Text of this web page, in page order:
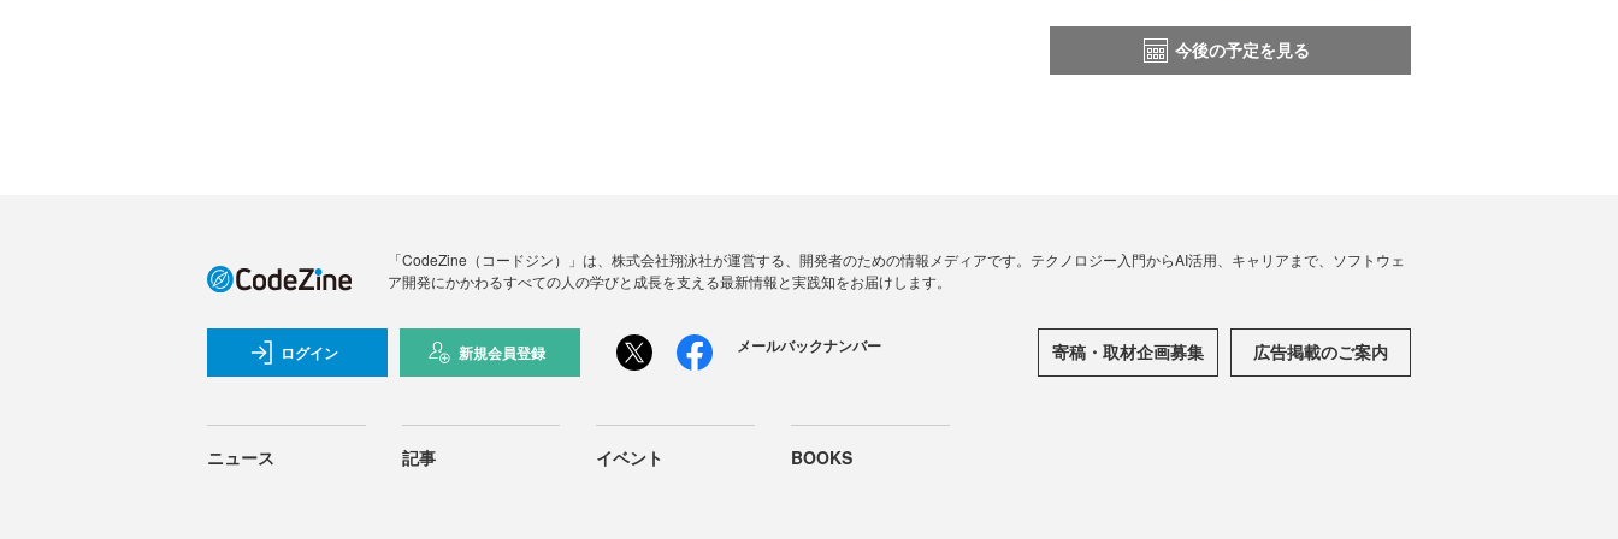
今後の予定を見る
「CodeZine（コードジン）」は、株式会社翔泳社が運営する、開発者のための情報メディアです。テクノロジー入門からAI活用、キャリアまで、ソフトウェ
ア開発にかかわるすべての人の学びと成長を支える最新情報と実践知をお届けします。
ログイン 新規会員登録 メールバックナンバー 寄稿・取材企画募集 広告掲載のご案内
ニュース 記事 イベント BOOKS